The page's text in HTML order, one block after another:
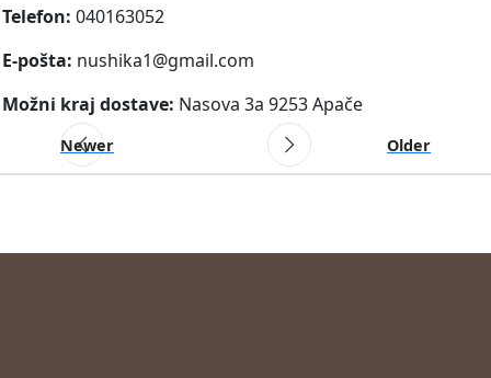
Telefon: 040163052
E-pošta: nushika1@gmail.com
Možni kraj dostave: Nasova 3a 9253 Apače
Newer Older